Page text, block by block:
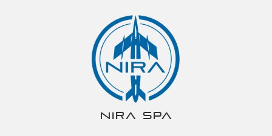
NIRA spa